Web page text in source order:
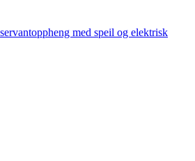
med speil og elektrisk